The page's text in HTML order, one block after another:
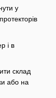
у
і в
склад
або на